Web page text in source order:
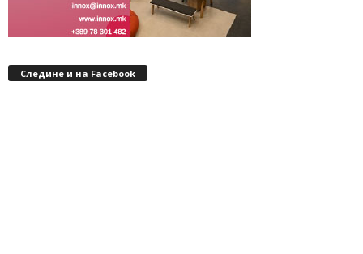
Следине и на Facebook